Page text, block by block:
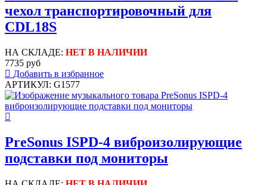
чехол транспортировочный для
CDL18S
НА СКЛАДЕ: НЕТ В НАЛИЧИИ
7735 руб
Добавить в избранное
АРТИКУЛ: G1577
PreSonus ISPD-4 виброизолирующие
подставки под мониторы